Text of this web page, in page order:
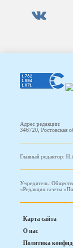
Адрес редакции:
346720, Ростовская
Главный редактор:
Учредитель:
«Редакция газеты
Карта сайта
О нас
Политика